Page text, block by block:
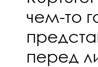
чем-то
перед